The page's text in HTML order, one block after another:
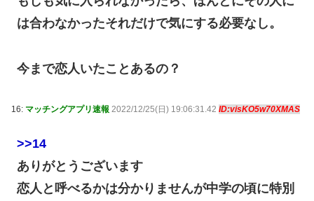
は合わなかったそれだけで気にする必要なし。
今まで恋人いたことあるの？
16: マッチングアプリ速報 2022/12/25(日) 19:06:31.42 ID:visKO5w70XMAS
>>14
ありがとうございます
恋人と呼べるかは分かりませんが中学の頃に特別